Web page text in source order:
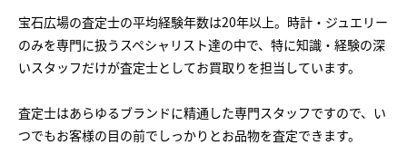
宝石広場の査定士の平均経験年数は20年以上。時計・ジュエリー
のみを専門に扱うスペシャリスト達の中で、特に知識・経験の深
いスタッフだけが査定士としてお買取りを担当しています。
査定士はあらゆるブランドに精通した専門スタッフですので、い
つでもお客様の目の前でしっかりとお品物を査定できます。